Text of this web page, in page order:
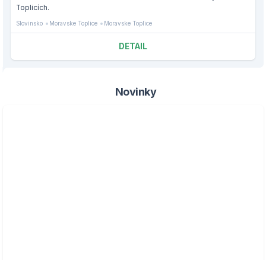
Toplicích.
Slovinsko Moravske Toplice Moravske Toplice
DETAIL
Novinky